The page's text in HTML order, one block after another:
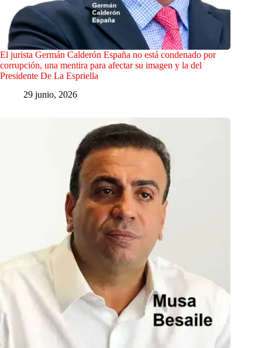
El jurista Germán Calderón España no está condenado por
corrupción, una mentira para afectar su imagen y la del
Presidente De La Espriella
29 junio, 2026